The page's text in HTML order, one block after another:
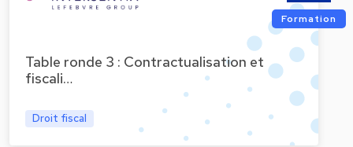
Table ronde 3 : Contractualisation et
fiscali…
Droit fiscal
Formation